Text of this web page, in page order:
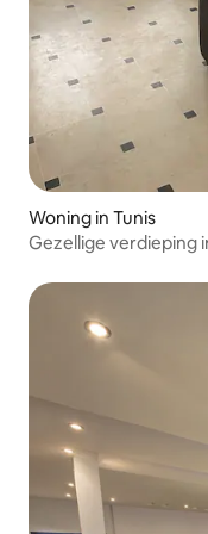
Woning in Tunis
Gezellige verdieping